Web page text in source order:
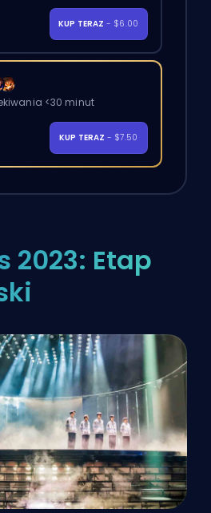
KUP TERAZ - $6.00
<30 minut
KUP TERAZ - $7.50
2023: Etap